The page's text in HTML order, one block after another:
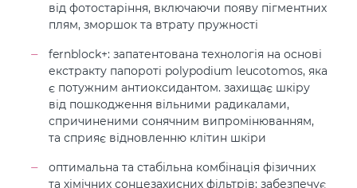
від фотостаріння, включаючи появу пігментних
плям, зморшок та втрату пружності
fernblock+: запатентована технологія на основі
екстракту папороті polypodium leucotomos, яка
є потужним антиоксидантом. захищає шкіру
від пошкодження вільними радикалами,
спричиненими сонячним випромінюванням,
та сприяє відновленню клітин шкіри
оптимальна та стабільна комбінація фізичних
та хімічних сонцезахисних фільтрів: забезпечує